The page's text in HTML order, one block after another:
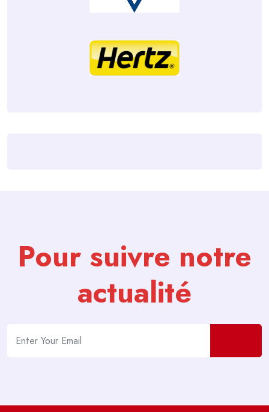
Pour suivre notre
actualité